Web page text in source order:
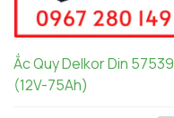
Ắc Quy Delkor Din 57539
(12V-75Ah)